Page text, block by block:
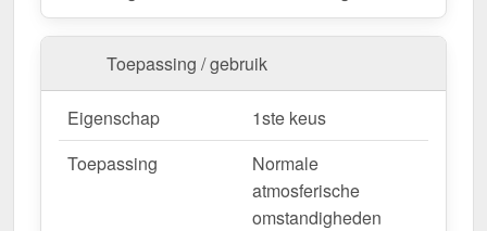
nu en profiteer van een snelle levering!
Wegens maatwerk / customisatie van herroepingsrecht uitgezonderd
Toepassing / gebruik
Eigenschap
1ste keus
Toepassing
Normale
atmosferische
omstandigheden